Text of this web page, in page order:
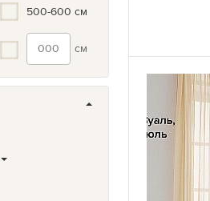
500-600 см
см